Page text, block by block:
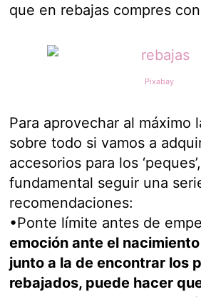
que en rebajas compres
Pixabay
Para aprovechar al máximo
sobre todo si vamos a
accesorios para los
fundamental seguir una
recomendaciones:
•Ponte límite antes de
emoción ante el
junto a la de encontrar los
rebajados, puede hacer